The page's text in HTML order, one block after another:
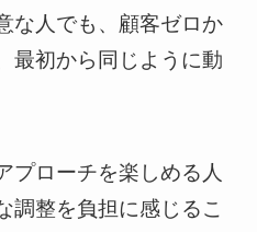
な人でも、顧客ゼロか
最初から同じように動
プローチを楽しめる人
調整を負担に感じるこ